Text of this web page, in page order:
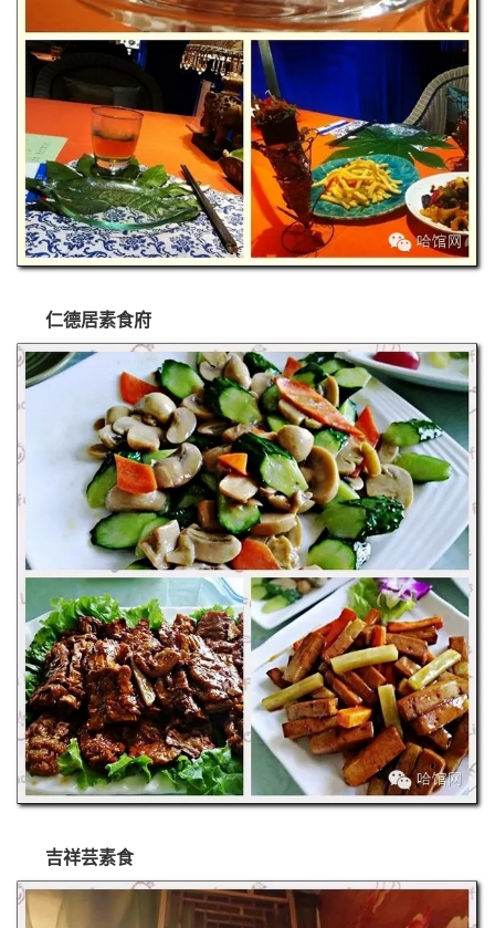
仁德居素食府
吉祥芸素食